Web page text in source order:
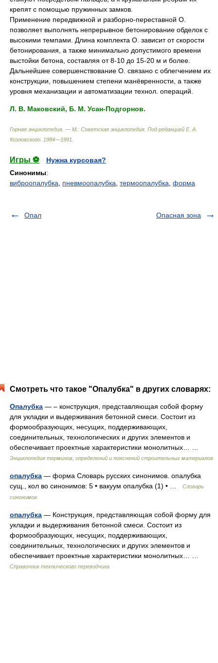
крепят c помощью пружинных замков.
Применение передвижной и разборно-переставной O.
позволяет выполнять непрерывное бетонирование обделок c
высокими темпами. Длина комплекта O. зависит от скорости
бетонирования, a также минимально допустимого времени
выстойки бетона, составляя от 8-10 до 15-20 м и более.
Дальнейшее совершенствование O. связано c облегчением их
конструкции, повышением степени манёвренности, a также
уровня механизации и автоматизации технол. операций.
Л. B. Маковский, Б. M. Усан-Подгорнов.
Горная энциклопедия. — М.: Советская энциклопедия Под редакцией Е. А.
Козловского 1984—1991
Игры ⚽
Нужна курсовая?
Синонимы:
виброопалубка
пневмоопалубка термоопалубка форма
Опал Опасная зона
Смотреть что такое "Опалубка" в других словарях:
Опалубка — – конструкция, представляющая собой форму
для укладки и выдерживания бетонной смеси. Состоит из
формообразующих, несущих, поддерживающих,
соединительных, технологических и других элементов и
обеспечивает проектные характеристики монолитных… …
Энциклопедия терминов, определений и пояснений строительных материалов
опалубка — форма Словарь русских синонимов. опалубка
сущ., кол во синонимов: 5 • вакуум опалубка (1) • …
Словарь
синонимов
опалубка — Конструкция, представляющая собой форму для
укладки и выдерживания бетонной смеси. Состоит из
формообразующих, несущих, поддерживающих,
соединительных, технологических и других элементов и
обеспечивает проектные характеристики монолитных… …
Справочник технического переводчика